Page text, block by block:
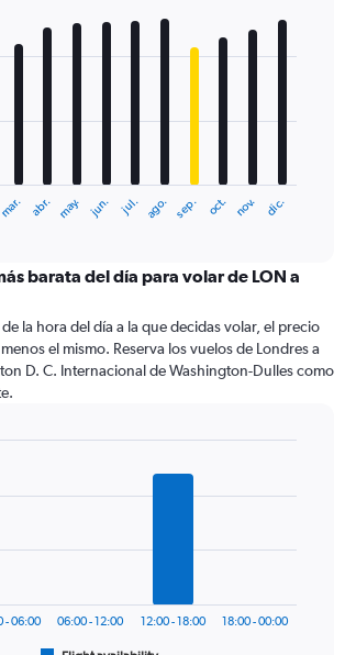
mar. abr. may. jun. jul. ago. sep. oct. nov. dic.
barata del día para volar de LON a
la hora del día a la que decidas volar, el precio
el mismo. Reserva los vuelos de Londres a
D. C. Internacional de Washington-Dulles como
- 06:00 06:00 - 12:00 12:00 - 18:00 18:00 - 00:00